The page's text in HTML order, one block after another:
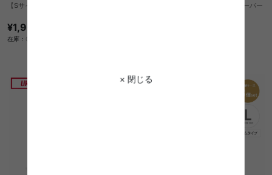
× 閉じる
【Sサイズ】収納ボックス(単品)
¥1,900
在庫：〇
【シングル】Jork ロフトベッド スーパー